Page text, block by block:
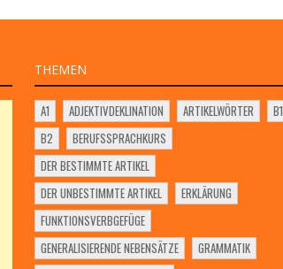
THEMEN
A1 ADJEKTIVDEKLINATION ARTIKELWÖRTER
B1
B2
BERUFSSPRACHKURS
DER BESTIMMTE ARTIKEL
DER UNBESTIMMTE ARTIKEL
ERKLÄRUNG
FUNKTIONSVERBGEFÜGE
GENERALISIERENDE NEBENSÄTZE
GRAMMATIK